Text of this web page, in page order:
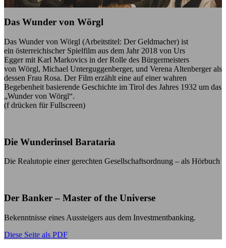
Das Wunder von Wörgl
Das Wunder von Wörgl (Arbeitstitel: Der Geldmacher) ist
ein österreichischer Spielfilm aus dem Jahr 2018 von Urs
Egger mit Karl Markovics in der Rolle des Bürgermeisters
von Wörgl, Michael Unterguggenberger, und Verena Altenberger als
dessen Frau Rosa. Der Film erzählt eine auf einer wahren
Begebenheit basierende Geschichte im Tirol des Jahres 1932 um das
„Wunder von Wörgl“.
(f drücken für Fullscreen)
Die Wunderinsel Barataria
Die Realutopie einer gerechten Gesellschaftsordnung – als Hörbuch
Der Banker – Master of the Universe
Bekenntnisse eines Aussteigers aus dem Investmentbanking.
Diese Seite als PDF